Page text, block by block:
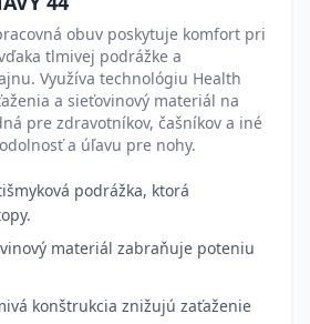
obuv poskytuje komfort pri
tlmivej podrážke a
Využíva technológiu Health
a sieťovinový materiál na
pre zdravotníkov, čašníkov a iné
a úľavu pre nohy.
podrážka, ktorá
materiál zabraňuje poteniu
konštrukcia znižujú zaťaženie